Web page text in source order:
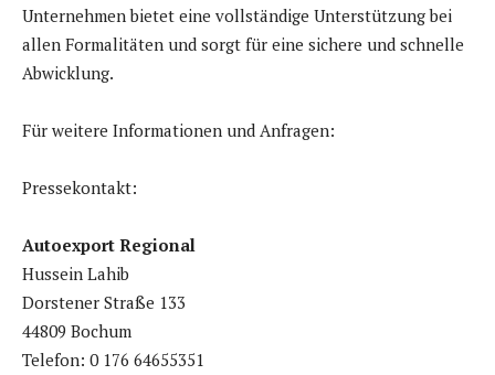
Unternehmen bietet eine vollständige Unterstützung bei
allen Formalitäten und sorgt für eine sichere und schnelle
Abwicklung.
Für weitere Informationen und Anfragen:
Pressekontakt:
Autoexport Regional
Hussein Lahib
Dorstener Straße 133
44809 Bochum
Telefon: 0 176 64655351